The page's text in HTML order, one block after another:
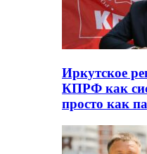
Иркутское
КПРФ как
просто как